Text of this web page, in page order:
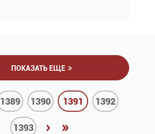
ПОКАЗАТЬ ЕЩЕ
1389 1390 1391 1392
1393 › »